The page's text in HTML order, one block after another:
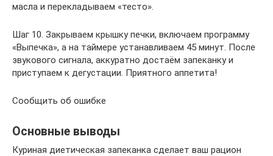
масла и перекладываем «тесто».
Шаг 10. Закрываем крышку печки, включаем программу
«Выпечка», а на таймере устанавливаем 45 минут. После
звукового сигнала, аккуратно достаём запеканку и
приступаем к дегустации. Приятного аппетита!
Сообщить об ошибке
Основные выводы
Куриная диетическая запеканка сделает ваш рацион